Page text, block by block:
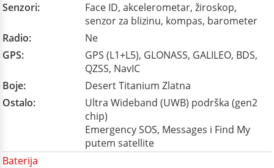
Senzori:
Face ID, akcelerometar, žiroskop,
senzor za blizinu, kompas, barometer
Radio:
Ne
GPS:
GPS (L1+L5), GLONASS, GALILEO, BDS,
QZSS, NavIC
Boje:
Desert Titanium Zlatna
Ostalo:
Ultra Wideband (UWB) podrška (gen2
chip)
Emergency SOS, Messages i Find My
putem satellite
Baterija